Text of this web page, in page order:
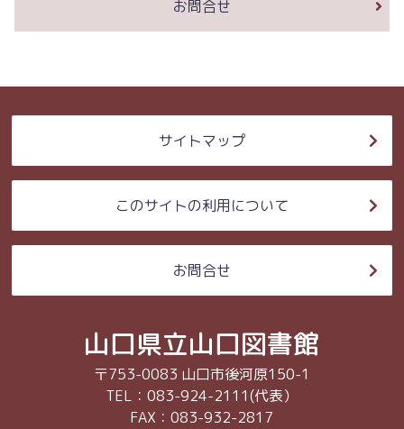
お問合せ
サイトマップ
このサイトの利用について
お問合せ
山口県立山口図書館
〒753-0083 山口市後河原150-1
TEL：083-924-2111(代表）
FAX：083-932-2817